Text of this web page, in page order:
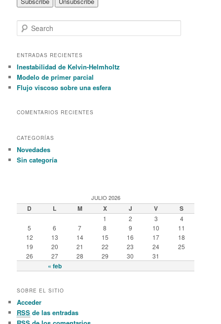
e
r
h
ENTRADAS RECIENTES
Inestabilidad de Kelvin-Helmholtz
Modelo de primer parcial
Flujo viscoso sobre una esfera
COMENTARIOS RECIENTES
CATEGORÍAS
Novedades
Sin categoría
JULIO 2026
D L M X J V S
« feb
1 2 3
4
5
6 7 8 9 10
11
12
13 14 15 16 17
18
19
20 21 22 23 24
25
26
27 28 29 30 31
SOBRE EL SITIO
Acceder
RSS de las entradas